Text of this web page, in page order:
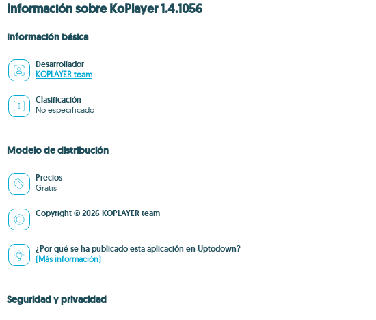
Información sobre KoPlayer 1.4.1056
Información básica
Desarrollador
KOPLAYER team
Clasificación
No especificado
Modelo de distribución
Precios
Gratis
Copyright © 2026 KOPLAYER team
¿Por qué se ha publicado esta aplicación en Uptodown?
(Más información)
Seguridad y privacidad